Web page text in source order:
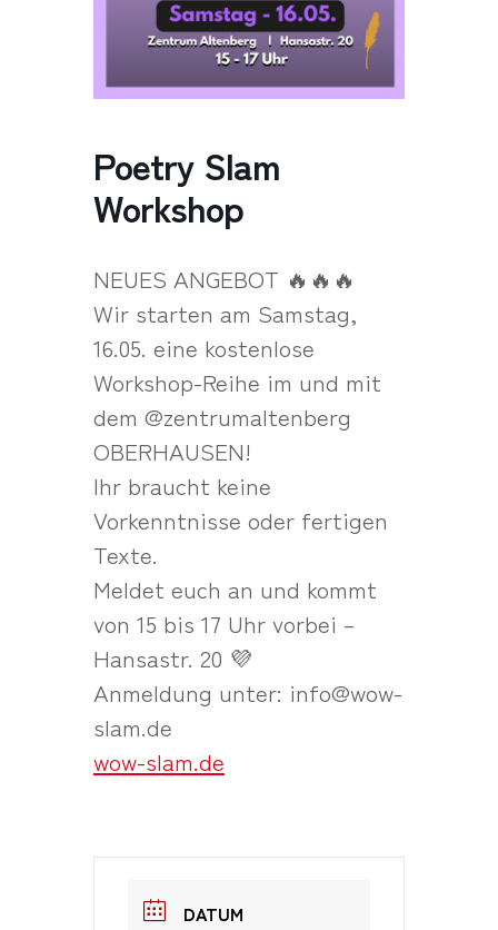
Poetry Slam
Workshop
NEUES ANGEBOT 🔥🔥🔥
Wir starten am Samstag,
16.05. eine kostenlose
Workshop-Reihe im und mit
dem @zentrumaltenberg
OBERHAUSEN!
Ihr braucht keine
Vorkenntnisse oder fertigen
Texte.
Meldet euch an und kommt
von 15 bis 17 Uhr vorbei –
Hansastr. 20 💜
Anmeldung unter: info@wow-
slam.de
wow-slam.de
DATUM